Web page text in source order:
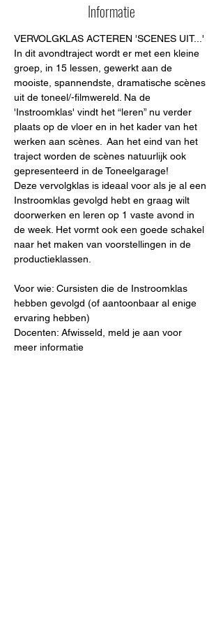
Informatie
VERVOLGKLAS ACTEREN 'SCENES UIT...'
In dit avondtraject wordt er met een kleine
groep, in 15 lessen, gewerkt aan de
mooiste, spannendste, dramatische scènes
uit de toneel/-filmwereld. Na de
'Instroomklas' vindt het “leren” nu verder
plaats op de vloer en in het kader van het
werken aan scènes.  Aan het eind van het
traject worden de scènes natuurlijk ook
gepresenteerd in de Toneelgarage!
Deze vervolgklas is ideaal voor als je al een
Instroomklas gevolgd hebt en graag wilt
doorwerken en leren op 1 vaste avond in
de week. Het vormt ook een goede schakel
naar het maken van voorstellingen in de
productieklassen.
Voor wie: Cursisten die de Instroomklas
hebben gevolgd (of aantoonbaar al enige
ervaring hebben)
Docenten: Afwisseld, meld je aan voor
meer informatie